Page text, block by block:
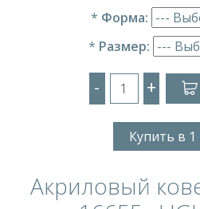
* Форма:
* Размер:
- +
Купить в 1
Акриловый